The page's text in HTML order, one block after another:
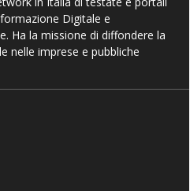
Digitale e
Ha la missione di diffondere la
nelle imprese e pubbliche